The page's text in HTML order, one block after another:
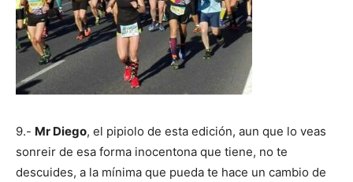
9.- Mr Diego, el pipiolo de esta edición, aun que lo veas
sonreir de esa forma inocentona que tiene, no te
descuides, a la mínima que pueda te hace un cambio de